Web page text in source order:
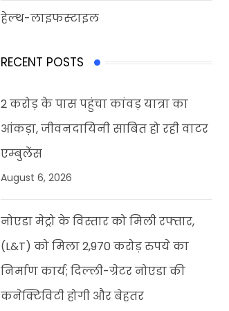
हेल्‍थ-लाइफस्‍टाइल
RECENT POSTS
2 करोड़ के पास पहुंचा कांवड़ यात्रा का
आंकड़ा, जीवनदायिनी साबित हो रही वाटर
एम्बुलेंस
August 6, 2026
नोएडा मेट्रो के विस्तार को मिली रफ्तार,
(L&T) को मिला 2,970 करोड़ रुपये का
निर्माण कार्य; दिल्ली-ग्रेटर नोएडा की
कनेक्टिविटी होगी और बेहतर